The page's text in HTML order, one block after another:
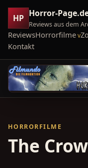
HP Horror-
Reviews aus dem
ReviewsHorrorfilme
Kontakt
HORRORFILME
The